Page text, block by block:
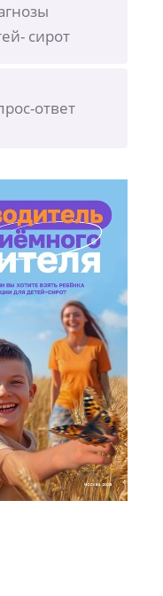
сирот
ответ